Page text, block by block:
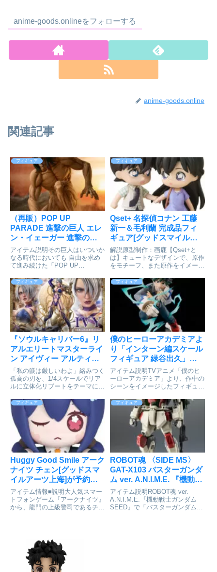
anime-goods.onlineをフォローする
anime-goods.online
関連記事
フィギュア
（再販）POP UP
PARADE 進撃の巨人 エレ
ン・イェーガー 進撃の巨
人Ver. 完成品フィギュアが
予約受付開始
アイテム説明その巨人はいついか
なる時代においても 自由を求め
て進み続けた「POP UP
てしまうお手頃価格、全高17～
18cmの飾りやすいサイズ、スピ
ーディにお届けなど、フィギュア
ファンにやさしいカタチを追求...
フィギュア
Qset+ 名探偵コナン 工藤
新一＆毛利蘭 完成品フィ
ギュア[グッドスマイルア
ーツ上海]が予約受付開始
解説原型制作：画鹿【Qset+と
は】キュートなデザインで、原作
をモチーフ、また原作をイメージ
ギュアシリーズで、シチュエーシ
ョンを求むファンにお届けしたい
机で飾れる小さなフィギュアで
す。※製品は自立しません。付
フィギュア
『ソウルキャリバー6』リ
アルエリートマスターライ
ン アイヴィー アルティメ
ット版が予約受付開始
「私の躾は厳しいわよ」絡みつく
孤高の刃を、1/4スケールでリア
ルに立体化リブートをテーマに、
ウルキャリバー 6』。最高峰のゲ
ーム性と映像美を誇る武器格闘ア
クションから、「アイヴィー」が
リアルエリートマスターライ...
フィギュア
僕のヒーローアカデミアよ
り「インターン編スケール
フィギュア 緑谷出久」が
予約受付開始
アイテム説明TVアニメ「僕のヒ
ーローアカデミア」より、作中の
シーンをイメージしたフィギュア
ンデヴァー事務所でのインターン
活動中に遭遇した敵＜ヴィラン＞
に立ち向かう「緑谷出久」の姿を
イメージしたフィギュアが登場...
フィギュア
Huggy Good Smile アーク
ナイツ チェン[グッドスマ
イルアーツ上海]が予約受
付中
アイテム情報■説明大人気スマー
トフォンゲーム『アークナイツ』
から、龍門の上級警司であるチェ
す。頭部にはマグネットを内蔵
し、両腕を上下に動か...
フィギュア
ROBOT魂 〈SIDE MS〉
GAT-X103 バスターガンダ
ム ver. A.N.I.M.E. 『機動戦
士ガンダムSEED』
[BANDAI SPIRITS]が予約
受付開始
アイテム説明ROBOT魂 ver.
A.N.I.M.E.『機動戦士ガンダム
SEED』で「バスターガンダム」